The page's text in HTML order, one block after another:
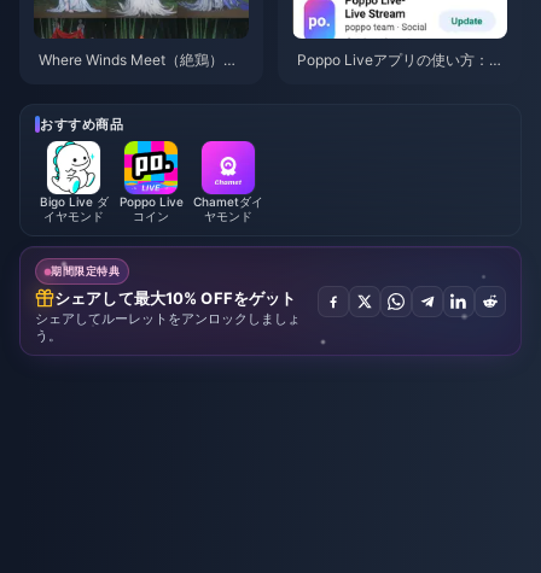
Where Winds Meet（絶鶏）
優先順位
Poppo Liveアプリの使い方：完
おすすめ商品
Bigo Live ダ
イヤモンド
Poppo Live
コイン
Chametダイ
ヤモンド
期間限定特典
シェアして最大10% OFFをゲット
シェアしてルーレットをアンロックしましょ
う。